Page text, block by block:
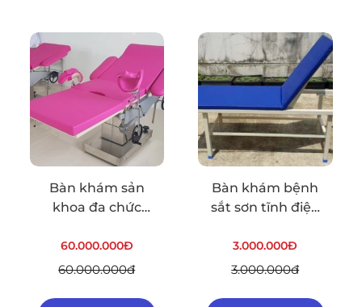
Bàn khám sản
khoa đa chức
60.000.000Đ
60.000.000đ
Bàn khám bệnh
sắt sơn tĩnh điện
003
3.000.000Đ
3.000.000đ